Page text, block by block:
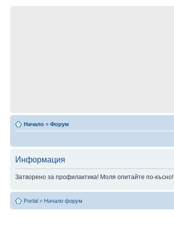
Начало » Форум
Информация
Затворено за профилактика! Моля опитайте по-късно!
Portal » Начало форум